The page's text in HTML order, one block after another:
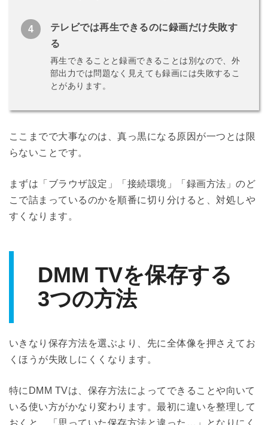
テレビでは再生できるのに録画だけ失敗す
る
再生できることと録画できることは別なので、外
部出力では問題なく見えても録画には失敗するこ
とがあります。
ここまでで大事なのは、真っ黒になる原因が一つとは限
らないことです。
まずは「ブラウザ設定」「接続環境」「録画方法」のど
こで詰まっているのかを順番に切り分けると、対処しや
すくなります。
DMM TVを保存する
3つの方法
いきなり保存方法を選ぶより、先に全体像を押さえてお
くほうが失敗しにくくなります。
特にDMM TVは、保存方法によってできることや向いて
いる使い方がかなり変わります。最初に違いを整理して
おくと、「思っていた保存方法と違った…」となりにく